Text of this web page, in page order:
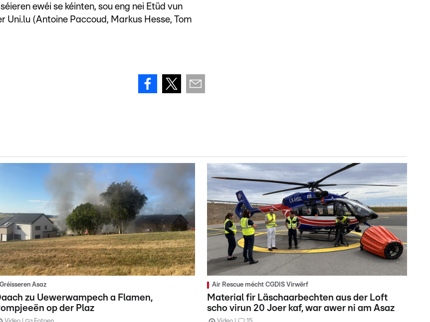
ewéi se kéinten, sou eng nei Etüd vun
Uni.lu (Antoine Paccoud, Markus Hesse, Tom
Gréisseren Asaz
zu Uewerwampech a Flamen,
op der Plaz
Air Rescue mécht CGDIS Virwërf
Material fir Läschaarbechten aus der Loft
scho virun 20 Joer kaf, war awer ni am Asaz